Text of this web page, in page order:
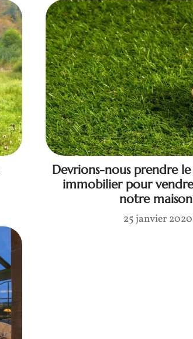
Devrions-nous prendre
immobilier pour
notre
25 janvier 2020